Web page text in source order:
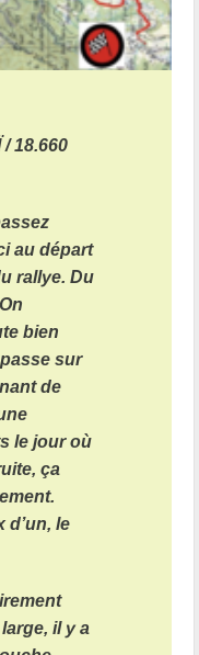
/ 18.660
au départ
rallye. Du
bien
sur
de
le jour où
ça
d’un, le
il y a